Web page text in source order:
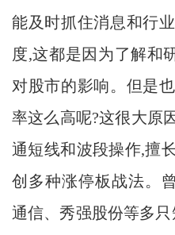
能及时抓住消息和行
度,这都是因为了解和
对股市的影响。但是
率这么高呢?这很大原
通短线和波段操作,擅
创多种涨停板战法。
通信、秀强股份等多只